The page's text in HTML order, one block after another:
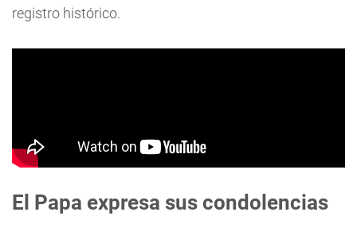
registro histórico.
El Papa expresa sus condolencias